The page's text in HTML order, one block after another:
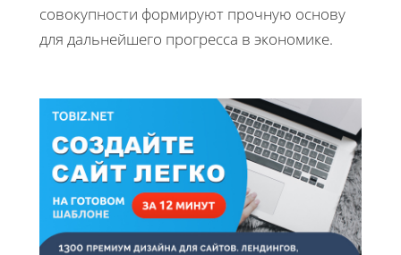
совокупности формируют прочную основу
для дальнейшего прогресса в экономике.